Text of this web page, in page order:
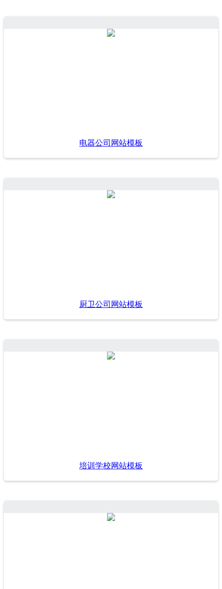
电器公司网站模板
厨卫公司网站模板
培训学校网站模板